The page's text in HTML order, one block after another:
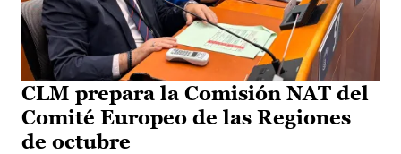
CLM prepara la Comisión NAT del
Comité Europeo de las Regiones
de octubre